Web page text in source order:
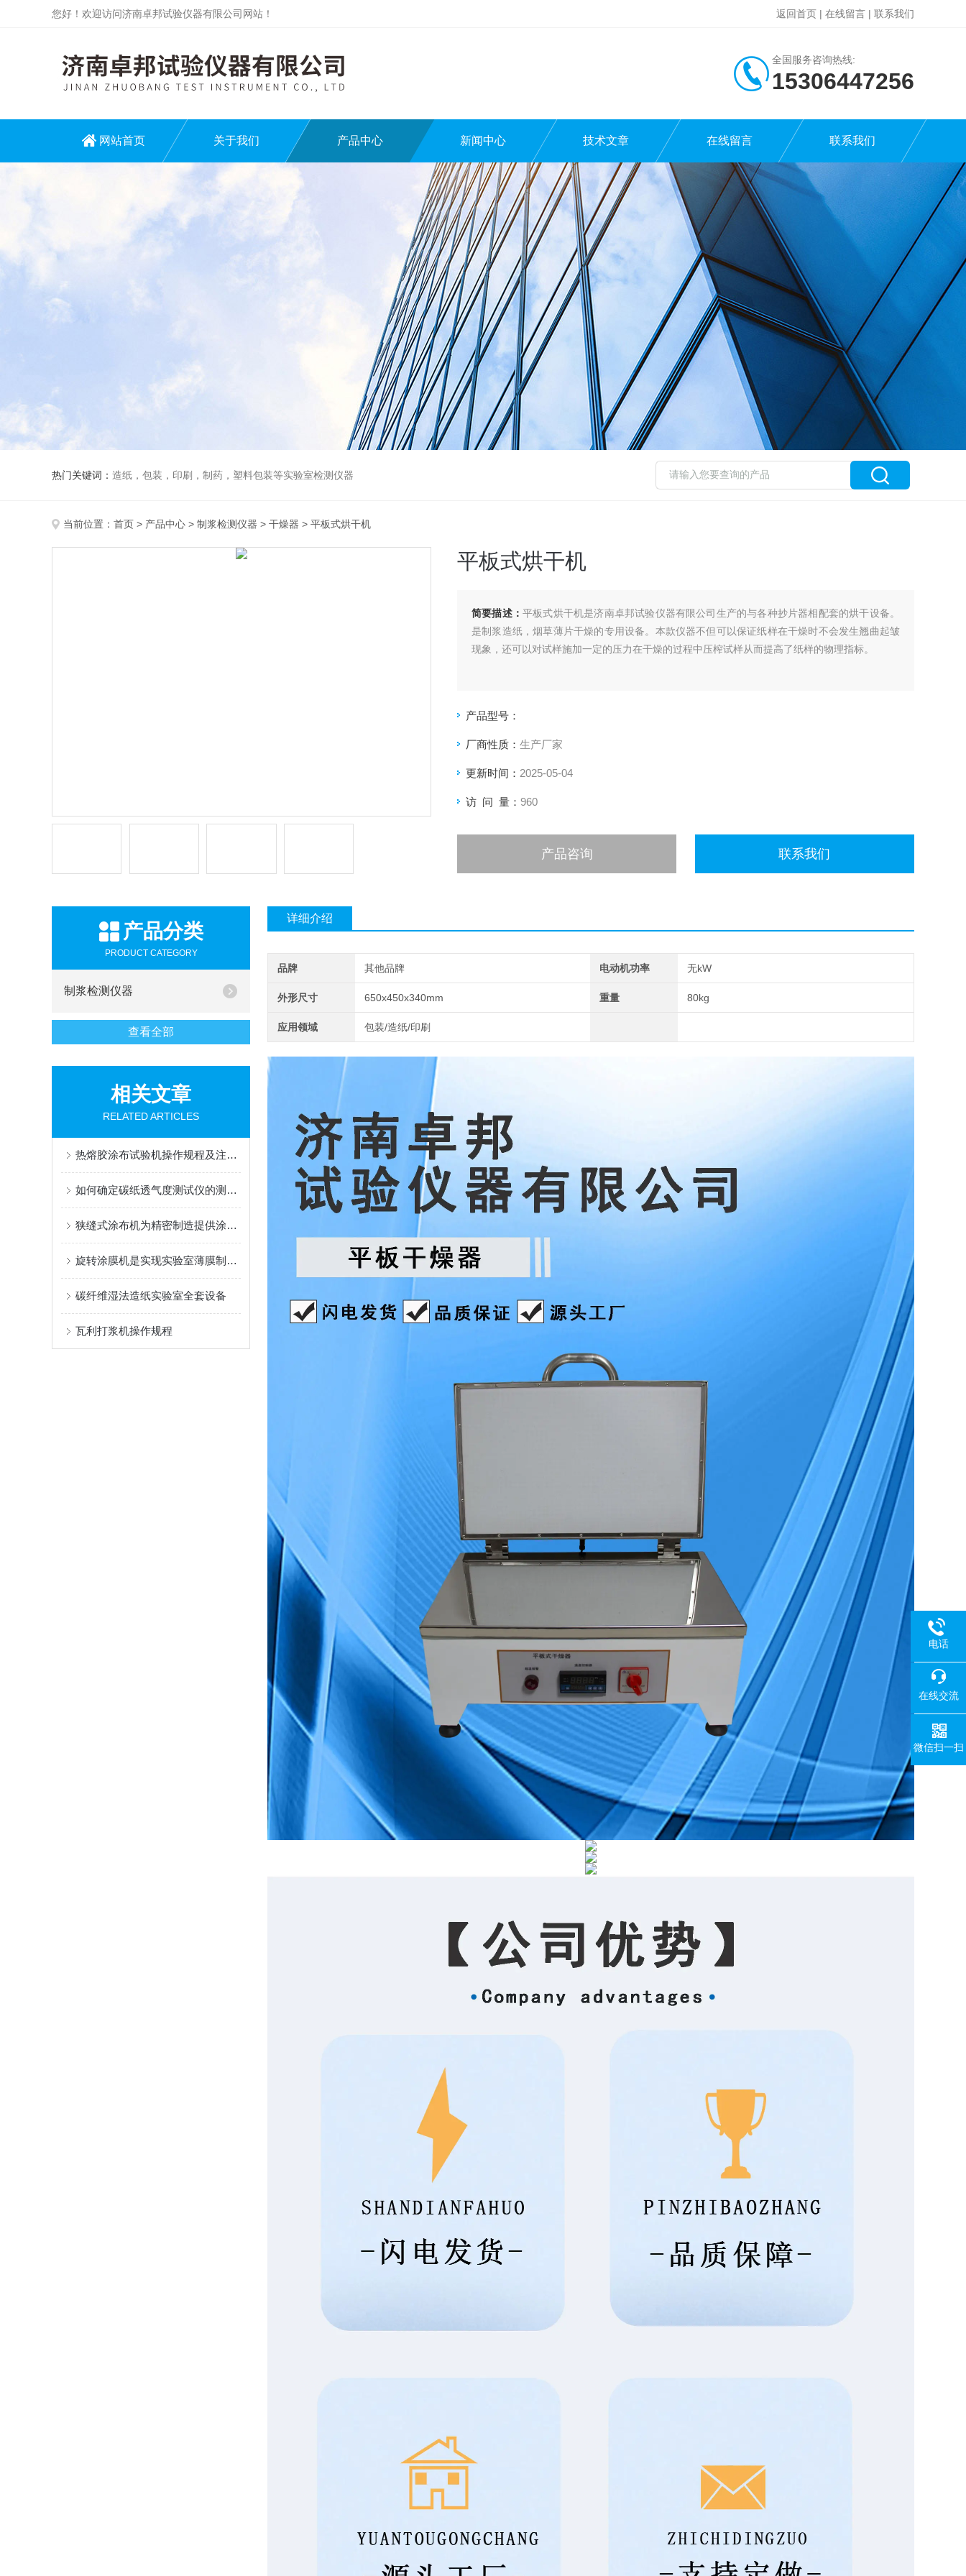
您好！欢迎访问济南卓邦试验仪器有限公司网站！ 返回首页 | 在线留言 | 联系我们
全国服务咨询热线:
15306447256
网站首页 关于我们 产品中心 新闻中心 技术文章 在线留言 联系我们
热门关键词： 造纸，包装，印刷，制药，塑料包装等实验室检测仪器
当前位置： 首页 > 产品中心 > 制浆检测仪器 > 干燥器 > 平板式烘干机
平板式烘干机
简要描述： 平板式烘干机是济南卓邦试验仪器有限公司生产的与各种抄片器相配套的烘干设备。
是制浆造纸，烟草薄片干燥的专用设备。本款仪器不但可以保证纸样在干燥时不会发生翘曲起皱
现象，还可以对试样施加一定的压力在干燥的过程中压榨试样从而提高了纸样的物理指标。
产品型号：
厂商性质： 生产厂家
更新时间： 2025-05-04
访 问 量： 960
产品咨询 联系我们
产品分类
PRODUCT CATEGORY
制浆检测仪器
查看全部
相关文章
RELATED ARTICLES
热熔胶涂布试验机操作规程及注意事项
如何确定碳纸透气度测试仪的测量范围？
狭缝式涂布机为精密制造提供涂覆解决方案
旋转涂膜机是实现实验室薄膜制备的高效工具
碳纤维湿法造纸实验室全套设备
瓦利打浆机操作规程
详细介绍
品牌 其他品牌 电动机功率 无kW
外形尺寸 650x450x340mm 重量 80kg
应用领域 包装/造纸/印刷
电话
在线交流
微信扫一扫